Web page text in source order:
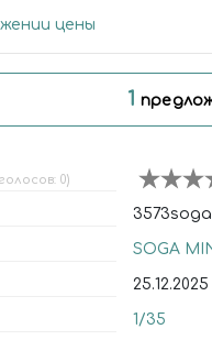
цены
1
0)
3573soga
SOGA
25.12.2025
1/35